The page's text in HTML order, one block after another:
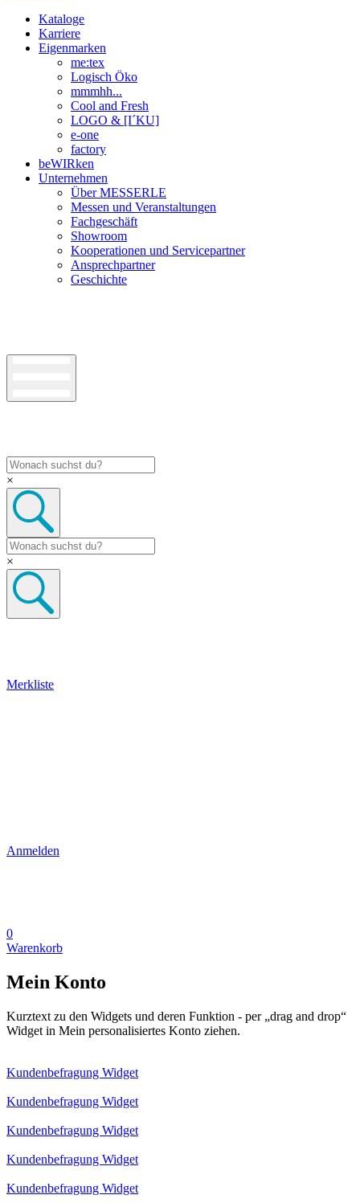
Kataloge
Karriere
Eigenmarken
me:tex
Logisch Öko
mmmhh...
Cool and Fresh
LOGO & [I´KU]
e-one
factory
beWIRken
Unternehmen
Über MESSERLE
Messen und Veranstaltungen
Fachgeschäft
Showroom
Kooperationen und Servicepartner
Ansprechpartner
Geschichte
×
×
Merkliste
Anmelden
0
Warenkorb
Mein Konto
Kurztext zu den Widgets und deren Funktion - per „drag and drop“
Widget in Mein personalisiertes Konto ziehen.
Kundenbefragung Widget
Kundenbefragung Widget
Kundenbefragung Widget
Kundenbefragung Widget
Kundenbefragung Widget